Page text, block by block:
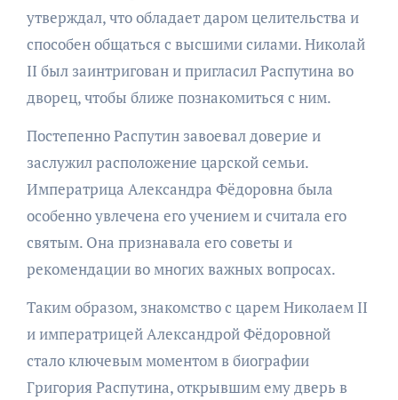
утверждал, что обладает даром целительства и
способен общаться с высшими силами. Николай
II был заинтригован и пригласил Распутина во
дворец, чтобы ближе познакомиться с ним.
Постепенно Распутин завоевал доверие и
заслужил расположение царской семьи.
Императрица Александра Фёдоровна была
особенно увлечена его учением и считала его
святым. Она признавала его советы и
рекомендации во многих важных вопросах.
Таким образом, знакомство с царем Николаем II
и императрицей Александрой Фёдоровной
стало ключевым моментом в биографии
Григория Распутина, открывшим ему дверь в